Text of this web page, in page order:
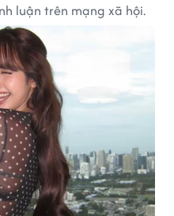
luận trên mạng xã hội.